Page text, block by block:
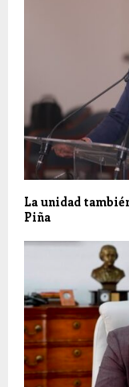
La unidad
Piña